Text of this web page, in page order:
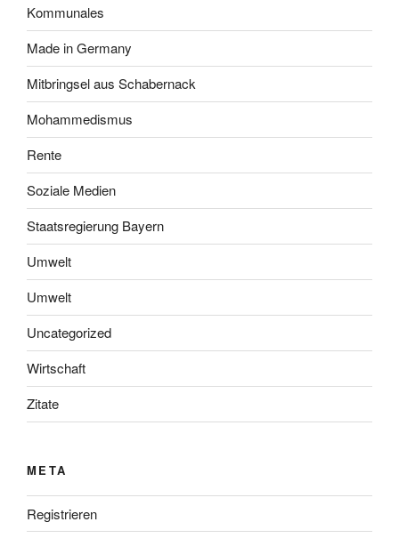
Kommunales
Made in Germany
Mitbringsel aus Schabernack
Mohammedismus
Rente
Soziale Medien
Staatsregierung Bayern
Umwelt
Umwelt
Uncategorized
Wirtschaft
Zitate
META
Registrieren